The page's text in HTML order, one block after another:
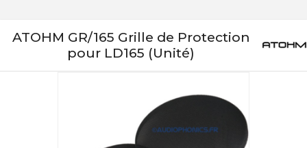
ATOHM GR/165 Grille de Protection
pour LD165 (Unité)